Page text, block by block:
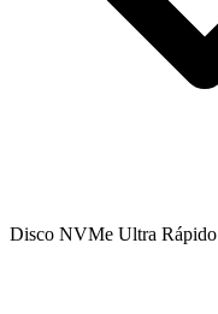
Disco NVMe Ultra Rápido